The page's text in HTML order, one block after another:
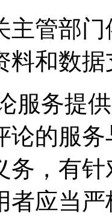
主管部
料和数
服务提
论的服
务，有
者应当